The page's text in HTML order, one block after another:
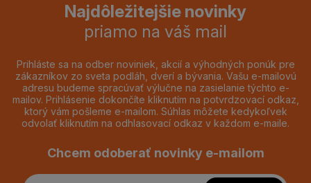
Najdôležitejšie novinky
priamo na váš mail
Prihláste sa na odber noviniek, akcií a výhodných ponúk pre
zákazníkov zo sveta podláh, dverí a bývania. Vašu e-mailovú
adresu budeme spracúvať výlučne na zasielanie týchto e-
mailov. Prihlásenie dokončíte kliknutím na potvrdzovací odkaz,
ktorý vám pošleme e-mailom. Súhlas môžete kedykoľvek
odvolať kliknutím na odhlasovací odkaz v každom e-maile.
Chcem odoberať novinky e-mailom